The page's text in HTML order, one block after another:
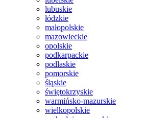
lubuskie
łódzkie
małopolskie
mazowieckie
opolskie
podkarpackie
podlaskie
pomorskie
śląskie
świętokrzyskie
warmińsko-mazurskie
wielkopolskie